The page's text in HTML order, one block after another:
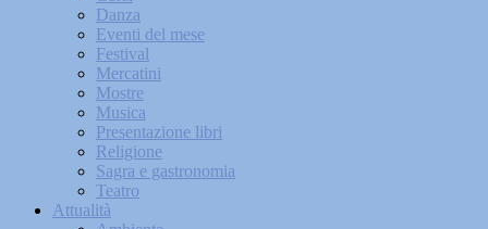
Danza
Eventi del mese
Festival
Mercatini
Mostre
Musica
Presentazione libri
Religione
Sagra e gastronomia
Teatro
Attualità